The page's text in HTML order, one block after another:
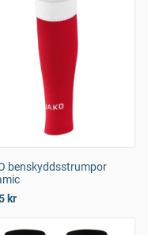
benskyddsstrumpor
kr